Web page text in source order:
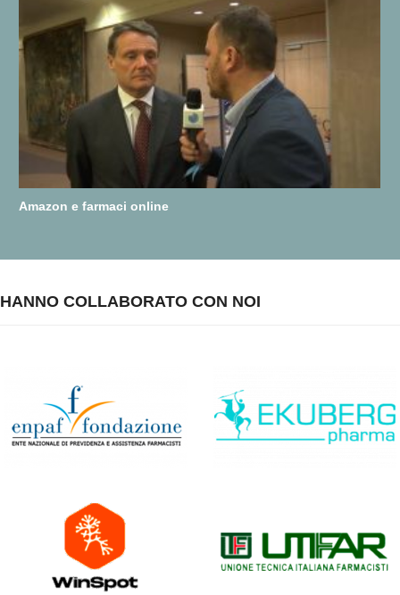
Amazon e farmaci online
HANNO COLLABORATO CON NOI